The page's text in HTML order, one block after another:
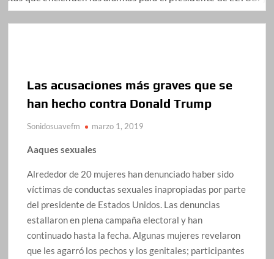
Las acusaciones más graves que se
han hecho contra Donald Trump
Sonidosuavefm marzo 1, 2019
Aaques sexuales
Alrededor de 20 mujeres han denunciado haber sido
víctimas de conductas sexuales inapropiadas por parte
del presidente de Estados Unidos. Las denuncias
estallaron en plena campaña electoral y han
continuado hasta la fecha. Algunas mujeres revelaron
que les agarró los pechos y los genitales; participantes